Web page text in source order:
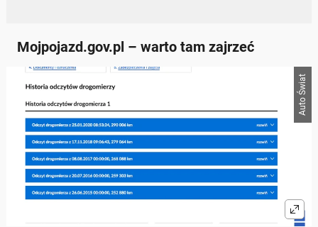
Mojpojazd.gov.pl – warto tam zajrzeć
Auto Świat